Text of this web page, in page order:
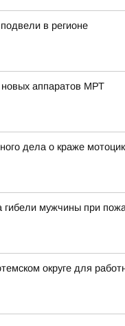
в регионе
новых аппаратов МРТ
дела о краже
гибели мужчины при
округе для